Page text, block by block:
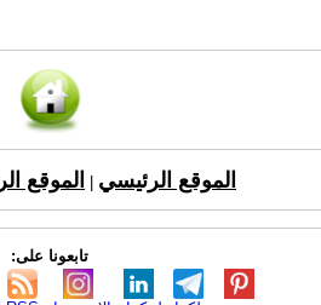
الموقع الرئيسي الموقع
تابعونا على: